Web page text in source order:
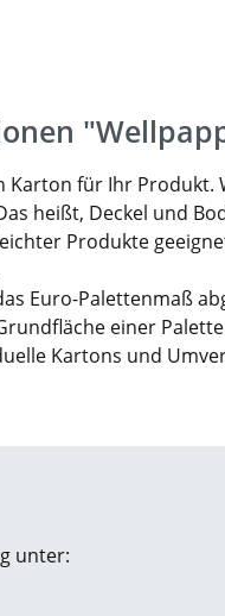
Karton für Ihr
heißt, Deckel und
Produkte
Euro-Palettenmaß
einer
Kartons und
unter: